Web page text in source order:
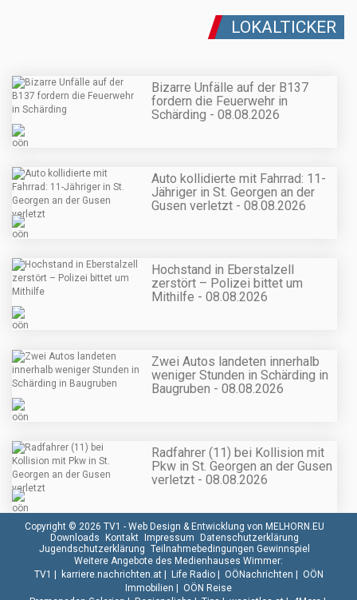
LOKALTICKER
Bizarre Unfälle auf der B137
fordern die Feuerwehr in
Schärding - 08.08.2026
Auto kollidierte mit Fahrrad: 11-
Jähriger in St. Georgen an der
Gusen verletzt - 08.08.2026
Hochstand in Eberstalzell
zerstört – Polizei bittet um
Mithilfe - 08.08.2026
Zwei Autos landeten innerhalb
weniger Stunden in Schärding in
Baugruben - 08.08.2026
Radfahrer (11) bei Kollision mit
Pkw in St. Georgen an der Gusen
verletzt - 08.08.2026
Copyright © 2026 TV1 - Web Design & Entwicklung von MELHORN.EU
Downloads
Kontakt Impressum
Datenschutzerklärung
Jugendschutzerklärung Teilnahmebedingungen Gewinnspiel
Weitere Angebote des Medienhauses Wimmer:
TV1
karriere.nachrichten.at| Life Radio| OÖNachrichten
OÖN
Immobilien
OÖN Reise